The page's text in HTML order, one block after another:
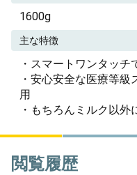
1600g
主な特徴
・スマートワンタッチ
・安心安全な医療等
用
・もちろんミルク以外
閲覧履歴